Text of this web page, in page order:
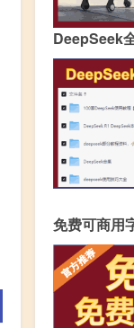
DeepSeek
免费可商用